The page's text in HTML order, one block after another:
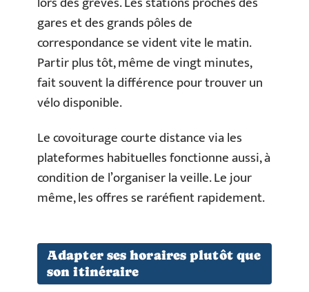
gares et des grands pôles de
correspondance se vident vite le matin.
Partir plus tôt, même de vingt minutes,
fait souvent la différence pour trouver un
vélo disponible.
Le covoiturage courte distance via les
plateformes habituelles fonctionne aussi, à
condition de l’organiser la veille. Le jour
même, les offres se raréfient rapidement.
Adapter ses horaires plutôt que
son itinéraire